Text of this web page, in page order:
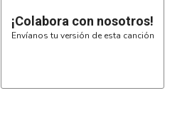
¡Colabora con nosotros!
Envíanos tu versión de esta canción